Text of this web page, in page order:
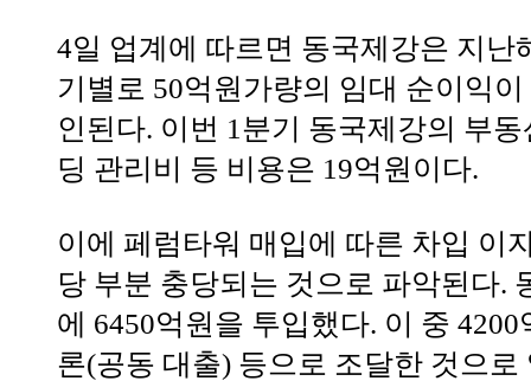
4일 업계에 따르면 동국제강은 지난
기별로 50억원가량의 임대 순이익
인된다. 이번 1분기 동국제강의 부
딩 관리비 등 비용은 19억원이다.
이에 페럼타워 매입에 따른 차입 이
당 부분 충당되는 것으로 파악된다.
에 6450억원을 투입했다. 이 중
론(공동 대출) 등으로 조달한 것으